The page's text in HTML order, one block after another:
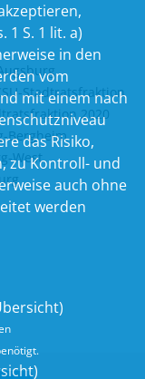
Stadtratsfraktion
2020
Bergheim
West
1 S. 1 lit. a)
in den
vom
mit einem nach
das Risiko,
zu Kontroll- und
auch ohne
werden
)
)